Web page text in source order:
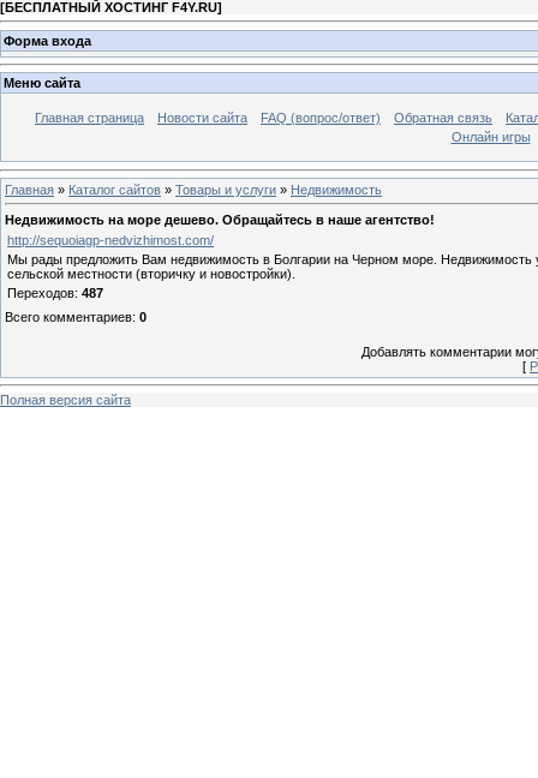
[БЕСПЛАТНЫЙ ХОСТИНГ F4Y.RU]
Форма входа
Меню сайта
Главная страница Новости сайта FAQ (вопрос/ответ) Обратная связь
Онлайн игры
Главная » Каталог сайтов » Товары и услуги » Недвижимость
Недвижимость на море дешево. Обращайтесь в наше агентство!
http://sequoiagp-nedvizhimost.com/
Мы рады предложить Вам недвижимость в Болгарии на Черном море.
сельской местности (вторичку и новостройки).
Переходов: 487
Всего комментариев: 0
Добавлять комментарии
[
Полная версия сайта